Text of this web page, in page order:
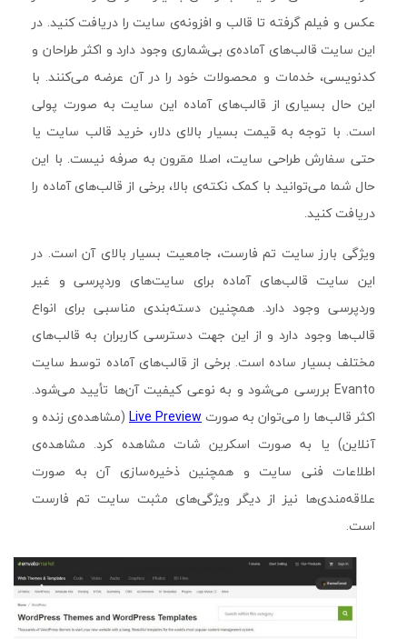
عکس و فیلم گرفته تا قالب و افزونه‌ی سایت را دریافت کنید. در
این سایت قالب‌های آماده‌ی بی‌شماری وجود دارد و اکثر طراحان و
کدنویسی، خدمات و محصولات خود را در آن عرضه می‌کنند. با
این حال بسیاری از قالب‌های آماده این سایت به صورت پولی
است. با توجه به قیمت بسیار بالای دلار، خرید قالب سایت یا
حتی سفارش طراحی سایت، اصلا مقرون به صرفه نیست. با این
حال شما می‌توانید با کمک نکته‌ی بالا، برخی از قالب‌های آماده را
دریافت کنید.
ویژگی بارز سایت تم فارست، جامعیت بسیار بالای آن است. در
این سایت قالب‌های آماده برای سایت‌های وردپرسی و غیر
وردپرسی وجود دارد. همچنین دسته‌بندی مناسبی برای انواع
قالب‌ها وجود دارد و از این جهت دسترسی کاربران به قالب‌های
مختلف بسیار ساده است. برخی از قالب‌های آماده توسط سایت
Evanto بررسی می‌شود و به نوعی کیفیت آن‌ها تأیید می‌شود.
اکثر قالب‌ها را می‌توان به صورتLive Preview (مشاهده‌ی زنده و
آنلاین) یا به صورت اسکرین شات مشاهده کرد. مشاهده‌ی
اطلاعات فنی سایت و همچنین ذخیره‌سازی آن به صورت
علاقه‌مندی‌ها نیز از دیگر ویژگی‌های مثبت سایت تم فارست
است.